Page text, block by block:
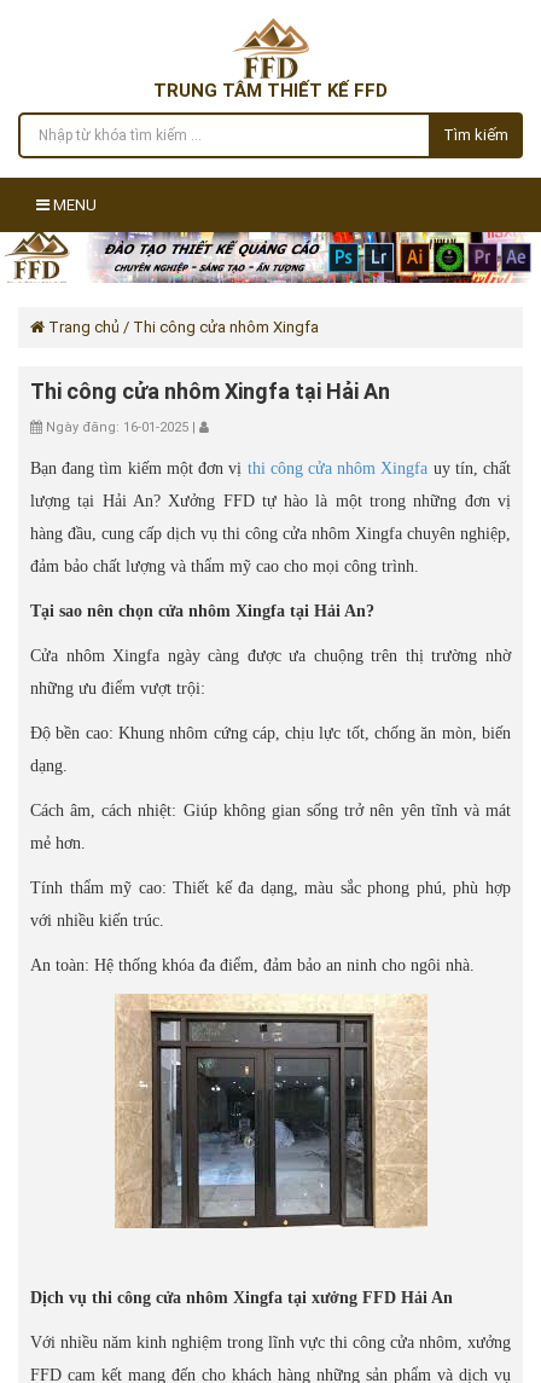
TRUNG TÂM THIẾT KẾ FFD
Tìm kiếm
MENU
Trang chủ / Thi công cửa nhôm Xingfa
Thi công cửa nhôm Xingfa tại Hải An
Ngày đăng: 16-01-2025 |
Bạn đang tìm kiếm một đơn vị thi công cửa nhôm Xingfa uy tín, chất
lượng tại Hải An? Xưởng FFD tự hào là một trong những đơn vị
hàng đầu, cung cấp dịch vụ thi công cửa nhôm Xingfa chuyên nghiệp,
đảm bảo chất lượng và thẩm mỹ cao cho mọi công trình.
Tại sao nên chọn cửa nhôm Xingfa tại Hải An?
Cửa nhôm Xingfa ngày càng được ưa chuộng trên thị trường nhờ
những ưu điểm vượt trội:
Độ bền cao: Khung nhôm cứng cáp, chịu lực tốt, chống ăn mòn, biến
dạng.
Cách âm, cách nhiệt: Giúp không gian sống trở nên yên tĩnh và mát
mẻ hơn.
Tính thẩm mỹ cao: Thiết kế đa dạng, màu sắc phong phú, phù hợp
với nhiều kiến trúc.
An toàn: Hệ thống khóa đa điểm, đảm bảo an ninh cho ngôi nhà.
Dịch vụ thi công cửa nhôm Xingfa tại xưởng FFD Hải An
Với nhiều năm kinh nghiệm trong lĩnh vực thi công cửa nhôm, xưởng
FFD cam kết mang đến cho khách hàng những sản phẩm và dịch vụ